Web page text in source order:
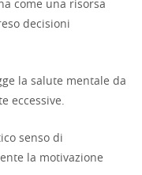
come una risorsa
decisioni
la salute mentale da
eccessive.
senso di
la motivazione